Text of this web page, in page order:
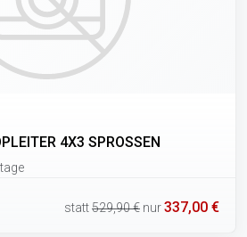
4X3 SPROSSEN
statt529,90 € nur337,00 €